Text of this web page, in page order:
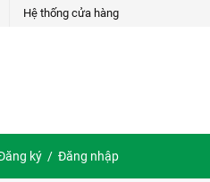
Hệ thống cửa hàng
ký / Đăng nhập
ĐẶT HÀNG